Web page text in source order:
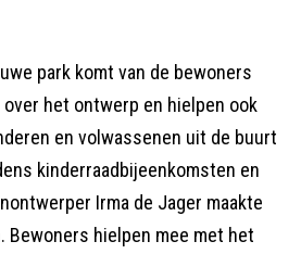
park komt van de bewoners
het ontwerp en hielpen ook
en volwassenen uit de buurt
kinderraadbijeenkomsten en
Irma de Jager maakte
Bewoners hielpen mee met het